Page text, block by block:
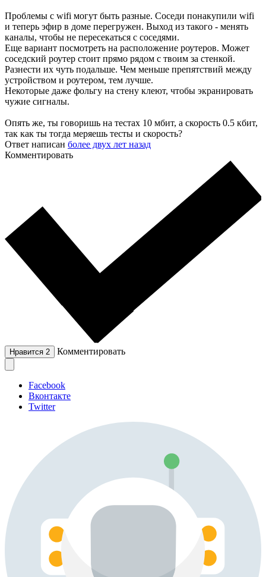
Проблемы с wifi могут быть разные. Соседи понакупили wifi
и теперь эфир в доме перегружен. Выход из такого - менять
каналы, чтобы не пересекаться с соседями.
Еще вариант посмотреть на расположение роутеров. Может
соседский роутер стоит прямо рядом с твоим за стенкой.
Разнести их чуть подальше. Чем меньше препятствий между
устройством и роутером, тем лучше.
Некоторые даже фольгу на стену клеют, чтобы экранировать
чужие сигналы.
Опять же, ты говоришь на тестах 10 мбит, а скорость 0.5 кбит,
так как ты тогда меряешь тесты и скорость?
Ответ написан более двух лет назад
Комментировать
Нравится 2 Комментировать
Facebook
Вконтакте
Twitter